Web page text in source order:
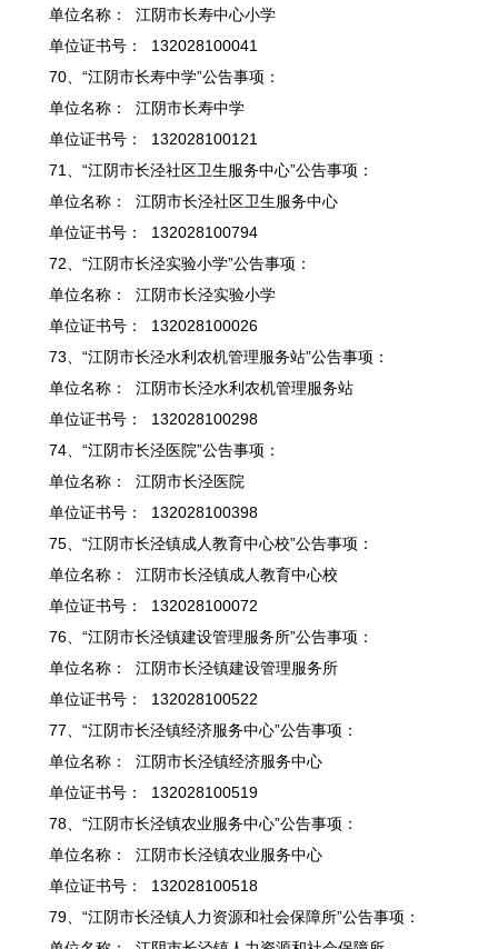
单位名称： 江阴市长寿中心小学
单位证书号： 132028100041
70、“江阴市长寿中学”公告事项：
单位名称： 江阴市长寿中学
单位证书号： 132028100121
71、“江阴市长泾社区卫生服务中心”公告事项：
单位名称： 江阴市长泾社区卫生服务中心
单位证书号： 132028100794
72、“江阴市长泾实验小学”公告事项：
单位名称： 江阴市长泾实验小学
单位证书号： 132028100026
73、“江阴市长泾水利农机管理服务站”公告事项：
单位名称： 江阴市长泾水利农机管理服务站
单位证书号： 132028100298
74、“江阴市长泾医院”公告事项：
单位名称： 江阴市长泾医院
单位证书号： 132028100398
75、“江阴市长泾镇成人教育中心校”公告事项：
单位名称： 江阴市长泾镇成人教育中心校
单位证书号： 132028100072
76、“江阴市长泾镇建设管理服务所”公告事项：
单位名称： 江阴市长泾镇建设管理服务所
单位证书号： 132028100522
77、“江阴市长泾镇经济服务中心”公告事项：
单位名称： 江阴市长泾镇经济服务中心
单位证书号： 132028100519
78、“江阴市长泾镇农业服务中心”公告事项：
单位名称： 江阴市长泾镇农业服务中心
单位证书号： 132028100518
79、“江阴市长泾镇人力资源和社会保障所”公告事项：